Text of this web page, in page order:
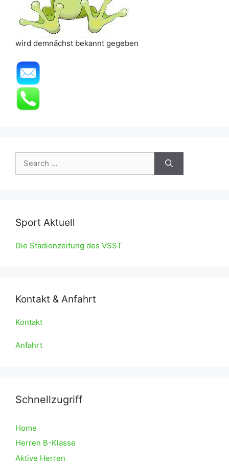
wird demnächst bekannt gegeben
for:
Sport Aktuell
Die Stadionzeitung des VSST
Kontakt & Anfahrt
Kontakt
Anfahrt
Schnellzugriff
Home
Herren B-Klasse
Aktive Herren